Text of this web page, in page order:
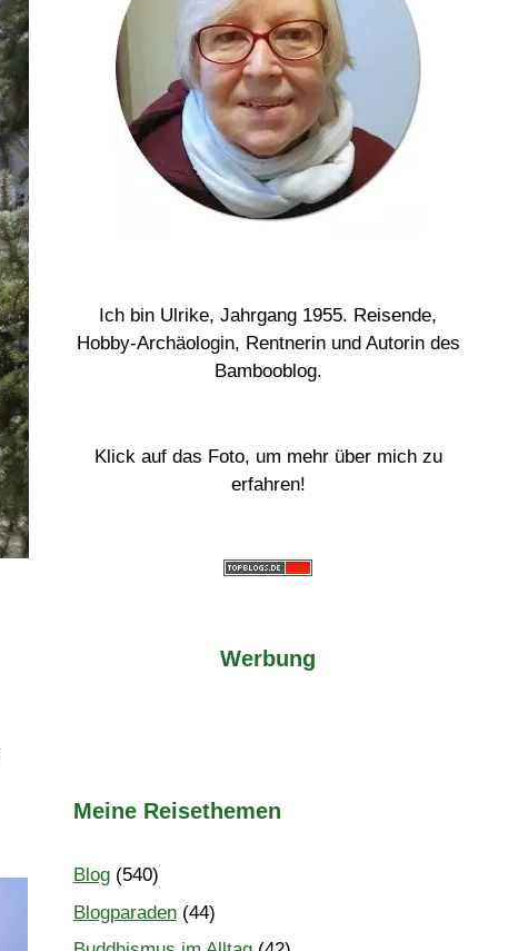
Ich bin Ulrike, Jahrgang 1955. Reisende,
Hobby-Archäologin, Rentnerin und Autorin des
Bambooblog.
Klick auf das Foto, um mehr über mich zu
erfahren!
Werbung
Meine Reisethemen
Blog(540)
Blogparaden(44)